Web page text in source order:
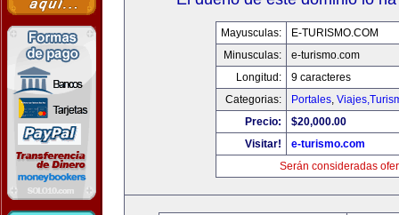
Mayusculas:
E-TURISMO.COM
Minusculas:
e-turismo.com
Longitud:
9 caracteres
Categorias:
Portales,
Precio:
$20,000.00
Visitar!
e-turismo.com
Serán consideradas